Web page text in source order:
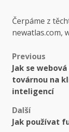
Čerpáme z
newatlas.com,
Post
Previous
Jak se
továrnou na
inteligencí
Další
Jak používat